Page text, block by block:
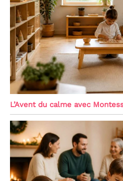
L’Avent du calme avec